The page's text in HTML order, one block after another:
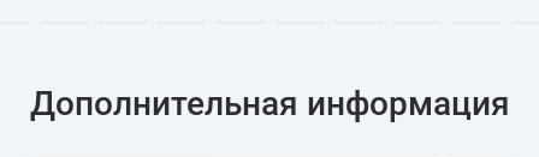
Дополнительная информация